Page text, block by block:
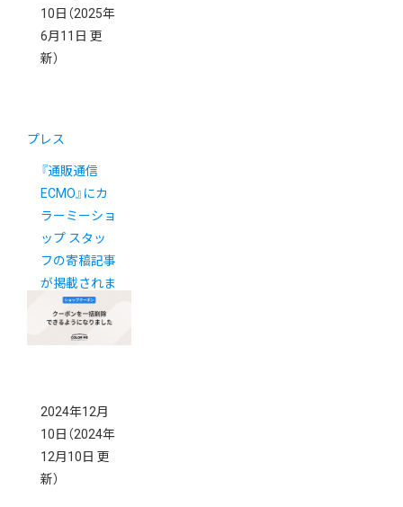
10日 （2025年
6月11日 更
新）
プレス
『通販通信
ECMO』にカ
ラーミーショ
ップ スタッ
フの寄稿記事
が掲載されま
した
2024年12月
10日 （2024年
12月10日 更
新）